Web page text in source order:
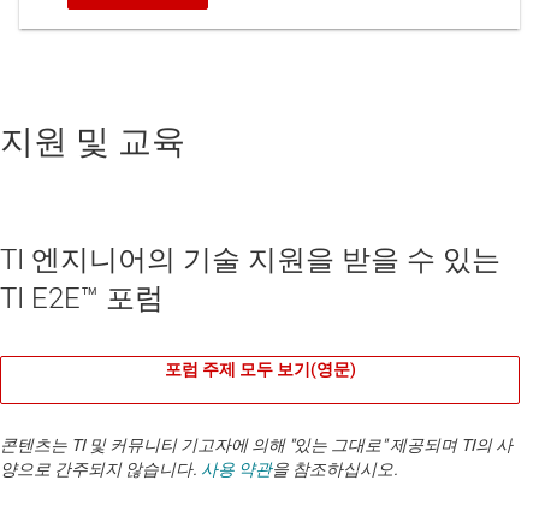
지원 및 교육
TI 엔지니어의 기술 지원을 받을 수 있는
TI E2E™ 포럼
포럼 주제 모두 보기(영문)
콘텐츠는 TI 및 커뮤니티 기고자에 의해 "있는 그대로" 제공되며 TI의 사
양으로 간주되지 않습니다. 사용 약관을 참조하십시오.